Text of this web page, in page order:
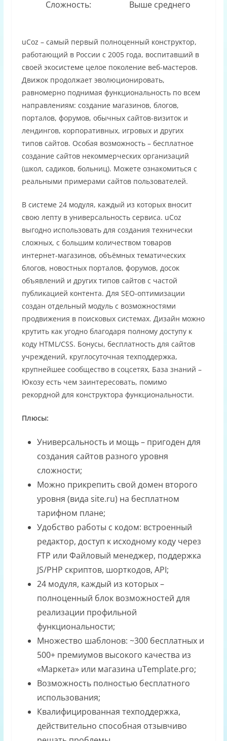
Сложность:
Выше среднего
uCoz – самый первый полноценный конструктор,
работающий в России с 2005 года, воспитавший в
своей экосистеме целое поколение веб-мастеров.
Движок продолжает эволюционировать,
равномерно поднимая функциональность по всем
направлениям: создание магазинов, блогов,
порталов, форумов, обычных сайтов-визиток и
лендингов, корпоративных, игровых и других
типов сайтов. Особая возможность – бесплатное
создание сайтов некоммерческих организаций
(школ, садиков, больниц). Можете ознакомиться с
реальными примерами сайтов пользователей.
В системе 24 модуля, каждый из которых вносит
свою лепту в универсальность сервиса. uCoz
выгодно использовать для создания технически
сложных, с большим количеством товаров
интернет-магазинов, объёмных тематических
блогов, новостных порталов, форумов, досок
объявлений и других типов сайтов с частой
публикацией контента. Для SEO-оптимизации
создан отдельный модуль с возможностями
продвижения в поисковых системах. Дизайн можно
крутить как угодно благодаря полному доступу к
коду HTML/CSS. Бонусы, бесплатность для сайтов
учреждений, круглосуточная техподдержка,
крупнейшее сообщество в соцсетях, База знаний –
Юкозу есть чем заинтересовать, помимо
рекордной для конструктора функциональности.
Плюсы:
Универсальность и мощь – пригоден для
создания сайтов разного уровня
сложности;
Можно прикрепить свой домен второго
уровня (вида site.ru) на бесплатном
тарифном плане;
Удобство работы с кодом: встроенный
редактор, доступ к исходному коду через
FTP или Файловый менеджер, поддержка
JS/PHP скриптов, шорткодов, API;
24 модуля, каждый из которых –
полноценный блок возможностей для
реализации профильной
функциональности;
Множество шаблонов: ~300 бесплатных и
500+ премиумов высокого качества из
«Маркета» или магазина uTemplate.pro;
Возможность полностью бесплатного
использования;
Квалифицированная техподдержка,
действительно способная отзывчиво